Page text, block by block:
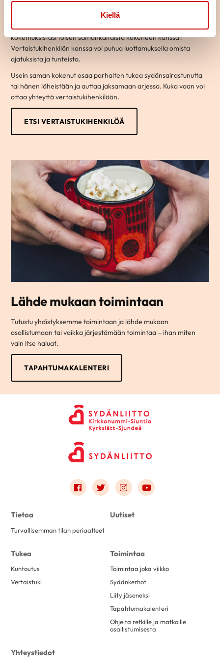
Kiellä
Löydä oma tukijasi
Oletko sairastunut tai sairastuneen läheinen? Haluaisitko jutella
kokemuksistasi toisen samankaltaista kokeneen kanssa?
Vertaistukihenkilön kanssa voi puhua luottamuksella omista
ajatuksista ja tunteista.
Usein saman kokenut osaa parhaiten tukea sydänsairastunutta
tai hänen läheistään ja auttaa jaksamaan arjessa. Kuka vaan voi
ottaa yhteyttä vertaistukihenkilöön.
ETSI VERTAISTUKIHENKILÖÄ
Lähde mukaan toimintaan
Tutustu yhdistyksemme toimintaan ja lähde mukaan
osallistumaan tai vaikka järjestämään toimintaa – ihan miten
vain itse haluat.
TAPAHTUMAKALENTERI
Link to facebook
Link to twitter
Link to instagram
Link to youtube
Tietoa
Turvallisemman tilan periaatteet
Uutiset
Tukea
Kuntoutus
Vertaistuki
Toimintaa
Toimintaa joka viikko
Sydänkerhot
Liity jäseneksi
Tapahtumakalenteri
Ohjeita retkille ja matkoille
osallistumisesta
Yhteystiedot